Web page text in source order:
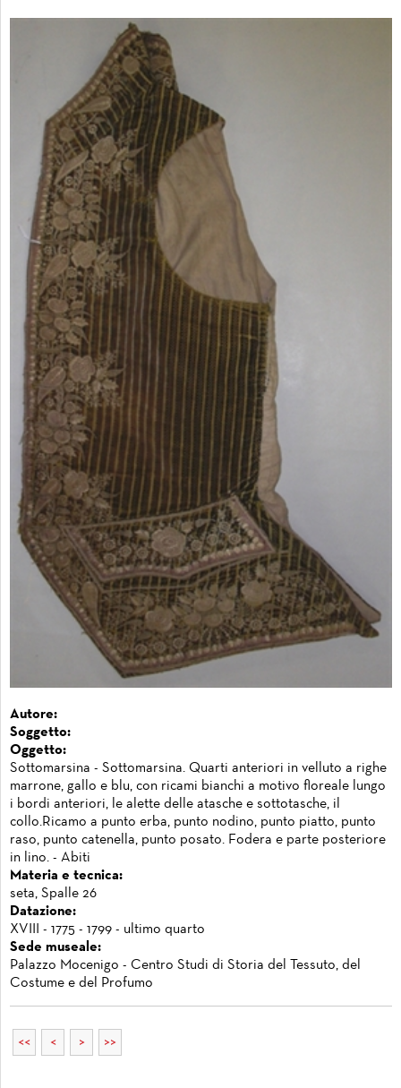
Autore:
Soggetto:
Oggetto:
Sottomarsina - Sottomarsina. Quarti anteriori in velluto a righe
marrone, gallo e blu, con ricami bianchi a motivo floreale lungo
i bordi anteriori, le alette delle atasche e sottotasche, il
collo.Ricamo a punto erba, punto nodino, punto piatto, punto
raso, punto catenella, punto posato. Fodera e parte posteriore
in lino. - Abiti
Materia e tecnica:
seta, Spalle 26
Datazione:
XVIII - 1775 - 1799 - ultimo quarto
Sede museale:
Palazzo Mocenigo - Centro Studi di Storia del Tessuto, del
Costume e del Profumo
<< < > >>